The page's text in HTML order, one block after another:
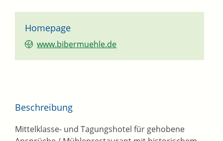
Homepage
www.bibermuehle.de
Beschreibung
Mittelklasse- und Tagungshotel für gehobene